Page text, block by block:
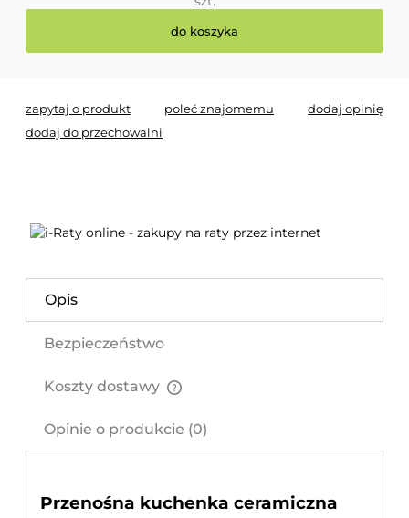
do koszyka
zapytaj o produkt poleć znajomemu
dodaj opinię
dodaj do przechowalni
Opis
Bezpieczeństwo
Koszty dostawy
Opinie o produkcie (0)
Przenośna kuchenka ceramiczna